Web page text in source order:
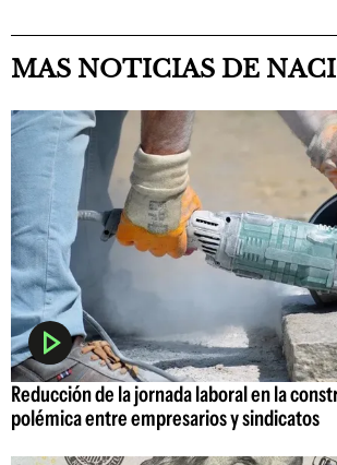
MAS NOTICIAS DE
Reducción de la jornada laboral en la
polémica entre empresarios y sindicatos